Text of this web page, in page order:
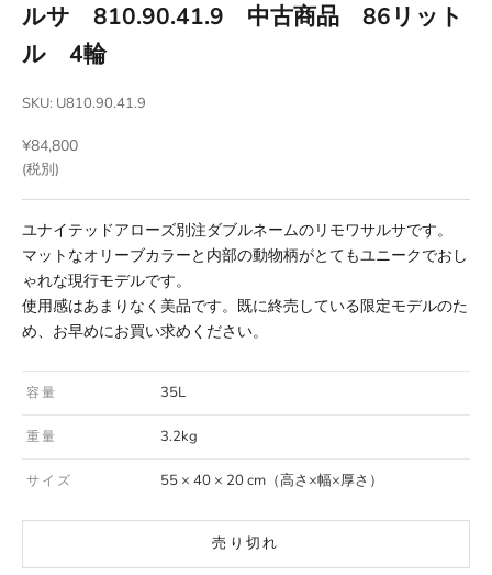
ルサ 810.90.41.9 中古商品 86リット
ル 4輪
SKU: U810.90.41.9
セール価格
¥84,800
(税別)
ユナイテッドアローズ別注ダブルネームのリモワサルサです。
マットなオリーブカラーと内部の動物柄がとてもユニークでおし
ゃれな現行モデルです。
使用感はあまりなく美品です。既に終売している限定モデルのた
め、お早めにお買い求めください。
容量 35L
重量 3.2kg
サイズ 55 × 40 × 20 cm（高さ×幅×厚さ）
売り切れ